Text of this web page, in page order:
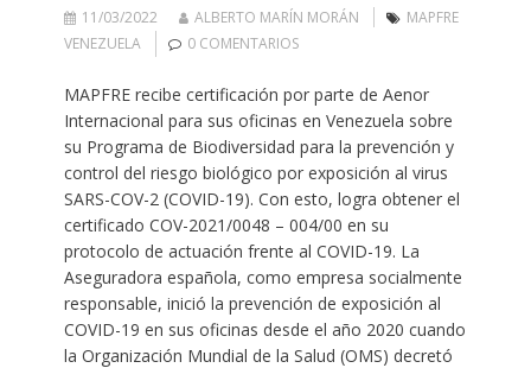
11/03/2022 ALBERTO MARÍN MORÁN
MAPFRE
VENEZUELA
0 COMENTARIOS
MAPFRE recibe certificación por parte de Aenor
Internacional para sus oficinas en Venezuela sobre
su Programa de Biodiversidad para la prevención y
control del riesgo biológico por exposición al virus
SARS-COV-2 (COVID-19). Con esto, logra obtener el
certificado COV-2021/0048 – 004/00 en su
protocolo de actuación frente al COVID-19. La
Aseguradora española, como empresa socialmente
responsable, inició la prevención de exposición al
COVID-19 en sus oficinas desde el año 2020 cuando
la Organización Mundial de la Salud (OMS) decretó